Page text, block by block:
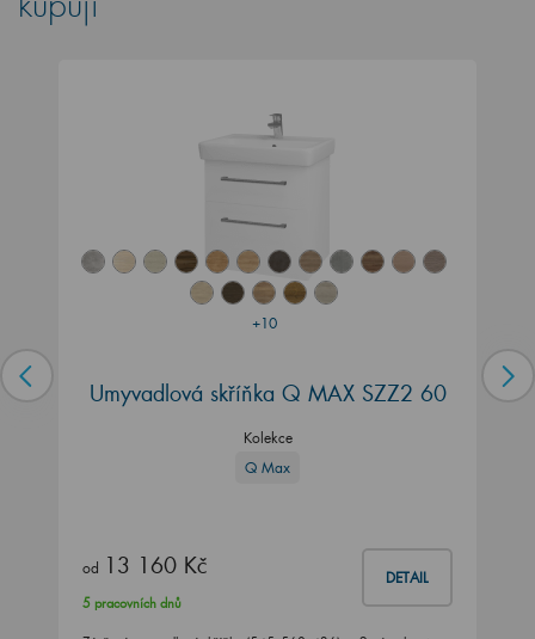
+10
Umyvadlová skříňka Q MAX SZZ2 60
Kolekce
Q Max
od 13 160 Kč DETAIL
5 pracovních dnů